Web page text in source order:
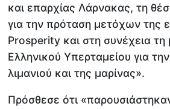
και επαρχίας Λάρνακας, τη
για την πρόταση μετόχων της
Prosperity και στη συνέχεια τη
Ελληνικού Υπερταμείου για
λιμανιού και της μαρίνας».
Πρόσθεσε ότι